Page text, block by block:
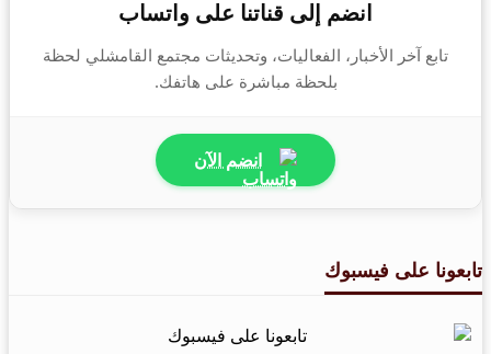
انضم إلى قناتنا على واتساب
تابع آخر الأخبار، الفعاليات، وتحديثات مجتمع القامشلي لحظة
بلحظة مباشرة على هاتفك.
انضم الآن
تابعونا على فيسبوك